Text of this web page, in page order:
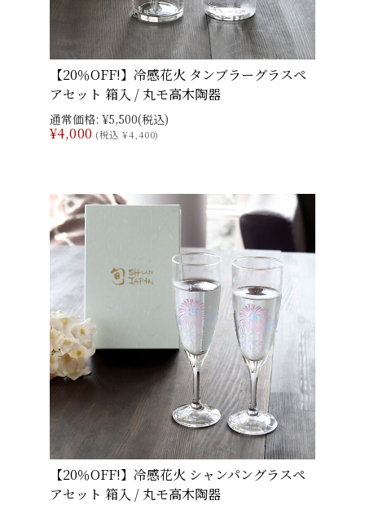
【20％OFF!】冷感花火 タンブラーグラスペ
アセット 箱入 / 丸モ高木陶器
通常価格: ¥5,500(税込)
¥4,000 (税込 ¥4,400)
【20％OFF!】冷感花火 シャンパングラスペ
アセット 箱入 / 丸モ高木陶器